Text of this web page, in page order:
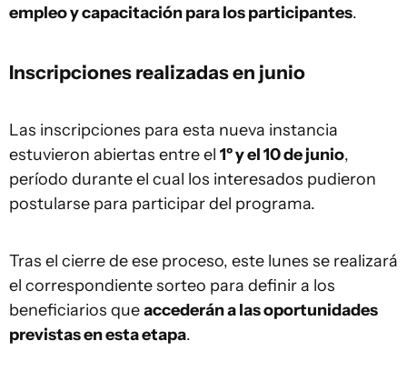
empleo y capacitación para los participantes.
Inscripciones realizadas en junio
Las inscripciones para esta nueva instancia
estuvieron abiertas entre el 1º y el 10 de junio,
período durante el cual los interesados pudieron
postularse para participar del programa.
Tras el cierre de ese proceso, este lunes se realizará
el correspondiente sorteo para definir a los
beneficiarios queaccederán a las oportunidades
previstas en esta etapa.